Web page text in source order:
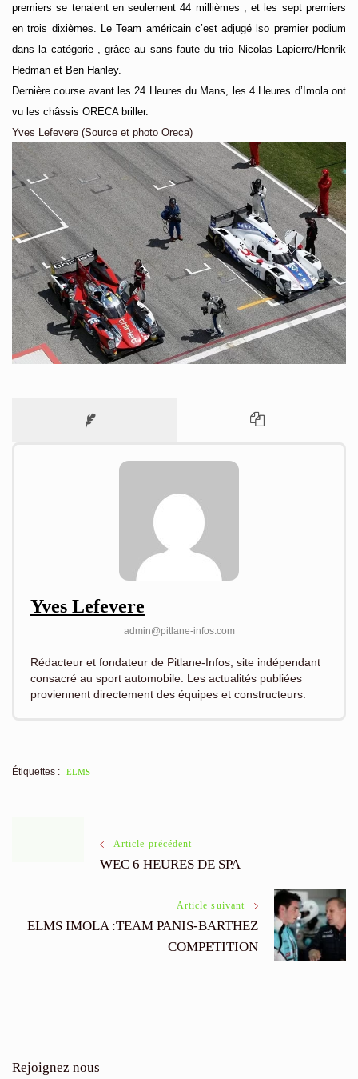
premiers se tenaient en seulement 44 millièmes , et les sept premiers
en trois dixièmes. Le Team américain c’est adjugé lso premier podium
dans la catégorie , grâce au sans faute du trio Nicolas Lapierre/Henrik
Hedman et Ben Hanley.
Dernière course avant les 24 Heures du Mans, les 4 Heures d’Imola ont
vu les châssis ORECA briller.
Yves Lefevere (Source et photo Oreca)
Yves Lefevere
admin@pitlane-infos.com
Rédacteur et fondateur de Pitlane-Infos, site indépendant
consacré au sport automobile. Les actualités publiées
proviennent directement des équipes et constructeurs.
Étiquettes : ELMS
Navigation
articles
Article précédent
WEC 6 HEURES DE SPA
Article suivant
ELMS IMOLA :TEAM PANIS-BARTHEZ
COMPETITION
Rejoignez nous